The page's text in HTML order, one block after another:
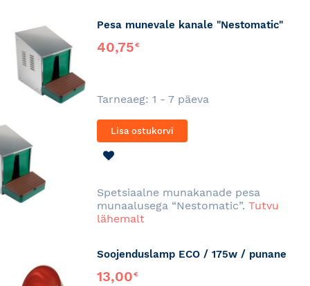
Pesa munevale kanale "Nestomatic"
40,75€
Tarneaeg: 1 - 7 päeva
Lisa ostukorvi
Spetsiaalne munakanade pesa
munaalusega “Nestomatic”. Tutvu
lähemalt
Soojenduslamp ECO / 175w / punane
13,00€